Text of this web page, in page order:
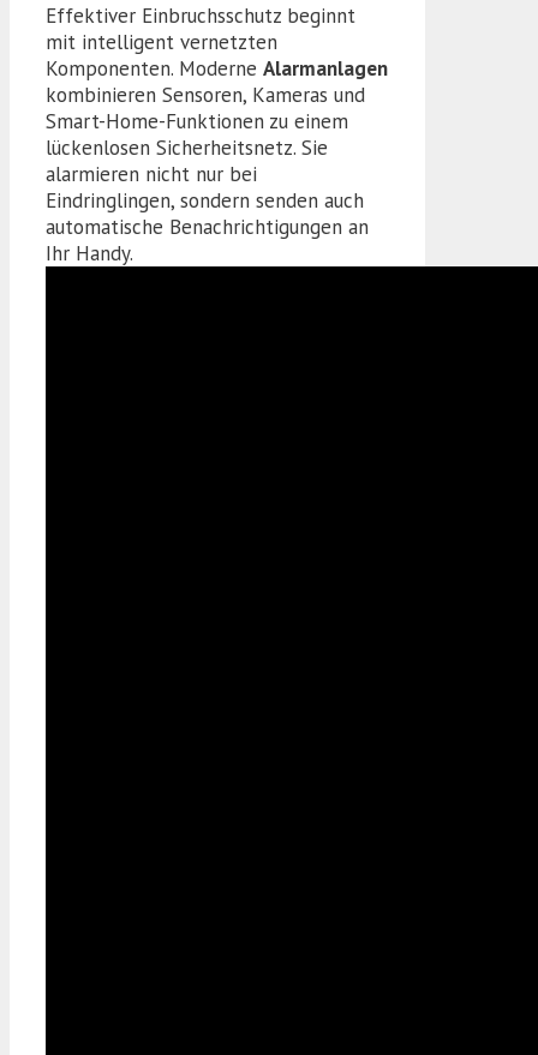
Effektiver Einbruchsschutz beginnt
mit intelligent vernetzten
Komponenten. Moderne Alarmanlagen
kombinieren Sensoren, Kameras und
Smart-Home-Funktionen zu einem
lückenlosen Sicherheitsnetz. Sie
alarmieren nicht nur bei
Eindringlingen, sondern senden auch
automatische Benachrichtigungen an
Ihr Handy.